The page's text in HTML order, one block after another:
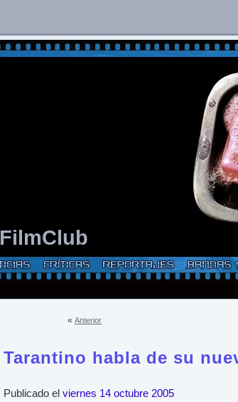
FilmClub
« Anterior
Tarantino habla de su
Publicado el viernes 14 octubre 2005